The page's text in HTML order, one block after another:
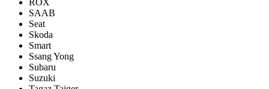
ROX
SAAB
Seat
Skoda
Smart
Ssang Yong
Subaru
Suzuki